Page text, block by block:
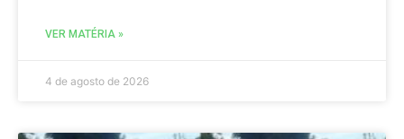
VER MATÉRIA »
4 de agosto de 2026